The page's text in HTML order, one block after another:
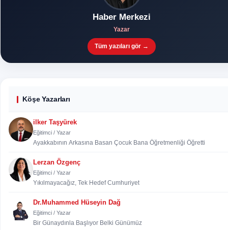
Haber Merkezi
Yazar
Tüm yazıları gör →
Köşe Yazarları
ilker Taşyürek
Eğitimci / Yazar
Ayakkabının Arkasına Basan Çocuk Bana Öğretmenliği Öğretti
Lerzan Özgenç
Eğitimci / Yazar
Yıkılmayacağız, Tek Hedef Cumhuriyet
Dr.Muhammed Hüseyin Dağ
Eğitimci / Yazar
Bir Günaydınla Başlıyor Belki Günümüz